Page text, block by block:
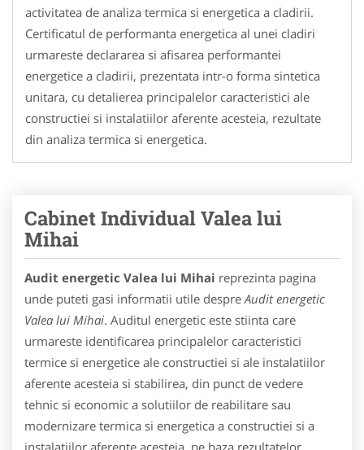
activitatea de analiza termica si energetica a cladirii.
Certificatul de performanta energetica al unei cladiri
urmareste declararea si afisarea performantei
energetice a cladirii, prezentata intr-o forma sintetica
unitara, cu detalierea principalelor caracteristici ale
constructiei si instalatiilor aferente acesteia, rezultate
din analiza termica si energetica.
Cabinet Individual Valea lui
Mihai
Audit energetic Valea lui Mihai reprezinta pagina
unde puteti gasi informatii utile despre Audit energetic
Valea lui Mihai. Auditul energetic este stiinta care
urmareste identificarea principalelor caracteristici
termice si energetice ale constructiei si ale instalatiilor
aferente acesteia si stabilirea, din punct de vedere
tehnic si economic a solutiilor de reabilitare sau
modernizare termica si energetica a constructiei si a
instalatiilor aferente acesteia, pe baza rezultatelor